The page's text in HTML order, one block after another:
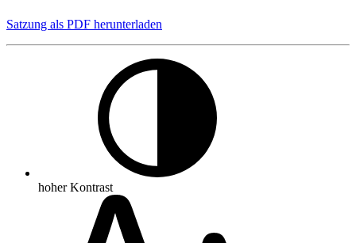
Satzung als PDF herunterladen
hoher Kontrast